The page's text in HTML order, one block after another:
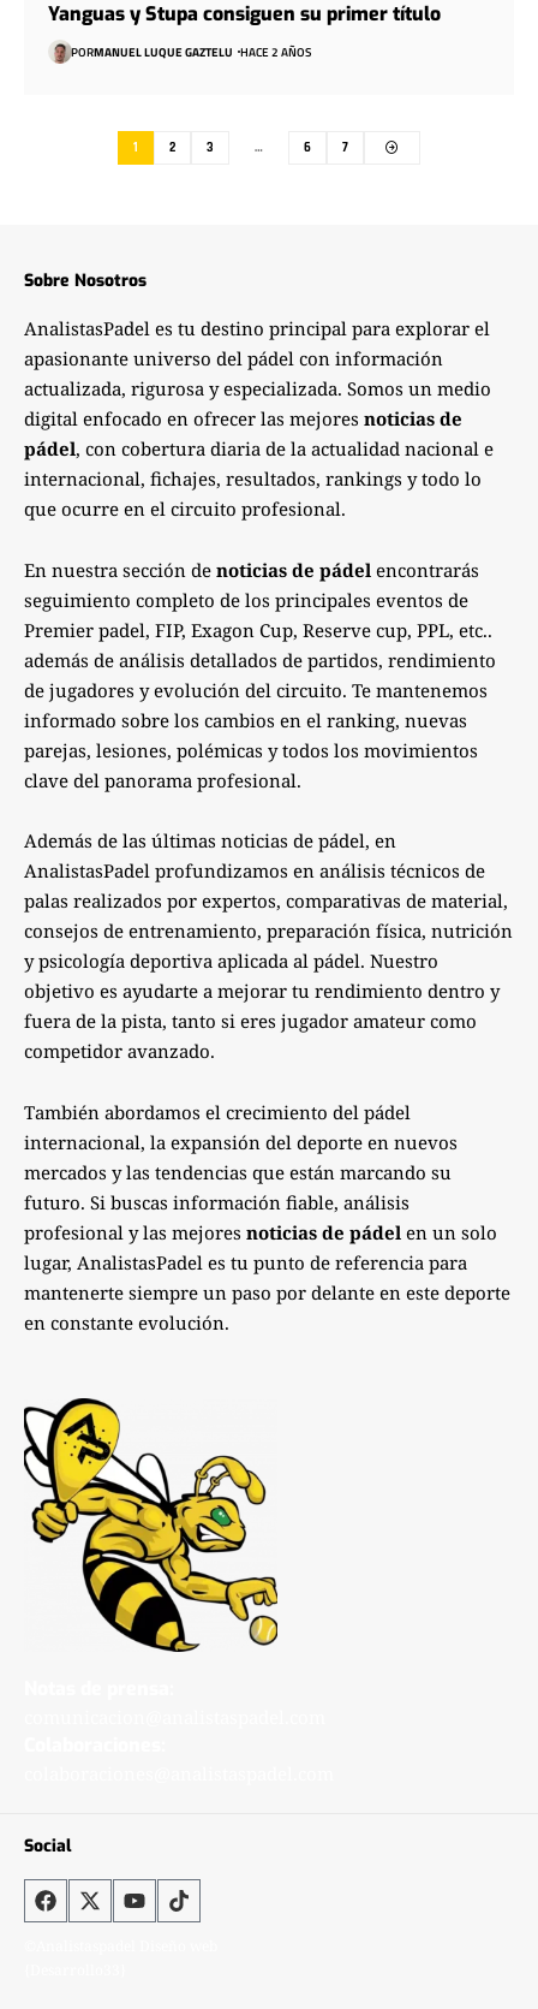
Yanguas y Stupa consiguen su primer título
PORMANUEL LUQUE GAZTELU HACE 2 AÑOS
1 2 3 … 6 7
Sobre Nosotros
AnalistasPadel es tu destino principal para explorar el
apasionante universo del pádel con información
actualizada, rigurosa y especializada. Somos un medio
digital enfocado en ofrecer las mejores noticias de
pádel, con cobertura diaria de la actualidad nacional e
internacional, fichajes, resultados, rankings y todo lo
que ocurre en el circuito profesional.
En nuestra sección de noticias de pádel encontrarás
seguimiento completo de los principales eventos de
Premier padel, FIP, Exagon Cup, Reserve cup, PPL, etc..
además de análisis detallados de partidos, rendimiento
de jugadores y evolución del circuito. Te mantenemos
informado sobre los cambios en el ranking, nuevas
parejas, lesiones, polémicas y todos los movimientos
clave del panorama profesional.
Además de las últimas noticias de pádel, en
AnalistasPadel profundizamos en análisis técnicos de
palas realizados por expertos, comparativas de material,
consejos de entrenamiento, preparación física, nutrición
y psicología deportiva aplicada al pádel. Nuestro
objetivo es ayudarte a mejorar tu rendimiento dentro y
fuera de la pista, tanto si eres jugador amateur como
competidor avanzado.
También abordamos el crecimiento del pádel
internacional, la expansión del deporte en nuevos
mercados y las tendencias que están marcando su
futuro. Si buscas información fiable, análisis
profesional y las mejores noticias de pádel en un solo
lugar, AnalistasPadel es tu punto de referencia para
mantenerte siempre un paso por delante en este deporte
en constante evolución.
Social